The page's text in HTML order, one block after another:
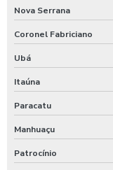
Maquina para
Maquina para
Maquina de
Máquina de jogar
Máquina de jogar
Máquina de jogar sabão
Maquina de jogar sabao
Nova Serrana
Coronel Fabriciano
Ubá
Itaúna
Paracatu
Manhuaçu
Patrocínio